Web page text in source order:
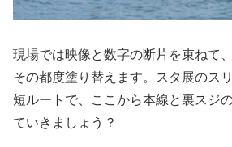
現場では映像と数字の断片を束ねて
その都度塗り替えます。スタ展のス
短ルートで、ここから本線と裏スジ
ていきましょう？